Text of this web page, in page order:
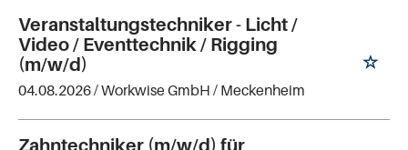
Veranstaltungstechniker - Licht /
Video / Eventtechnik / Rigging
(m/w/d)
04.08.2026 /Workwise GmbH / Meckenheim